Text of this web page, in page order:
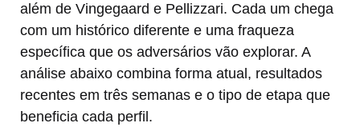
além de Vingegaard e Pellizzari. Cada um chega
com um histórico diferente e uma fraqueza
específica que os adversários vão explorar. A
análise abaixo combina forma atual, resultados
recentes em três semanas e o tipo de etapa que
beneficia cada perfil.